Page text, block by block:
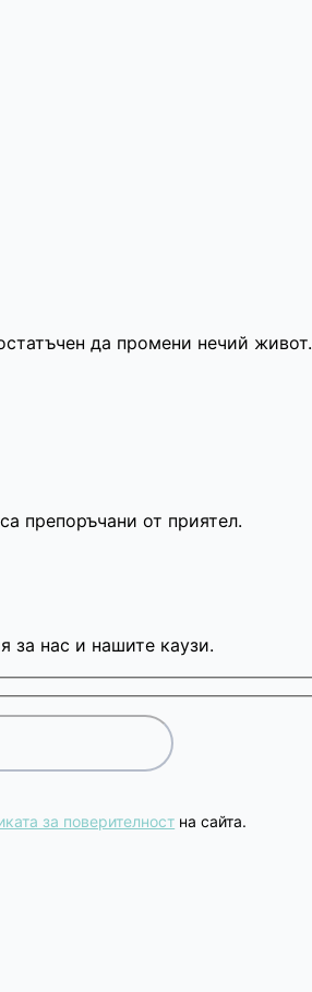
да промени нечий живот.
препоръчани от приятел.
за нас и нашите каузи.
за поверителност на сайта.